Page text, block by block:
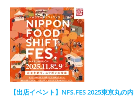
【出店イベント】NFS.FES 2025東京丸の内